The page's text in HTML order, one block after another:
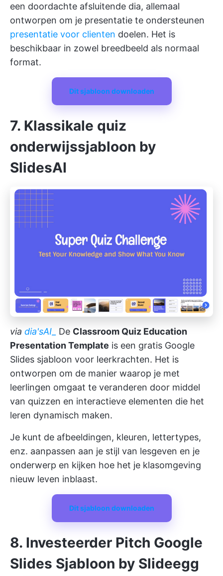
een doordachte afsluitende dia, allemaal
ontworpen om je presentatie te ondersteunen
presentatie voor clienten doelen. Het is
beschikbaar in zowel breedbeeld als normaal
format.
Dit sjabloon downloaden
7. Klassikale quiz
onderwijssjabloon by
SlidesAI
via dia'sAI_ De Classroom Quiz Education
Presentation Template is een gratis Google
Slides sjabloon voor leerkrachten. Het is
ontworpen om de manier waarop je met
leerlingen omgaat te veranderen door middel
van quizzen en interactieve elementen die het
leren dynamisch maken.
Je kunt de afbeeldingen, kleuren, lettertypes,
enz. aanpassen aan je stijl van lesgeven en je
onderwerp en kijken hoe het je klasomgeving
nieuw leven inblaast.
Dit sjabloon downloaden
8. Investeerder Pitch Google
Slides Sjabloon by Slideegg